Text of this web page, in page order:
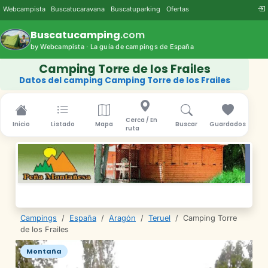
Webcampista Buscatucaravana Buscatuparking Ofertas
Buscatucamping.com
by Webcampista · La guía de campings de España
Camping Torre de los Frailes
Datos del camping Camping Torre de los Frailes
Inicio Listado Mapa
Cerca / En
ruta
Buscar Guardados
Campings / España / Aragón / Teruel / Camping Torre
de los Frailes
Montaña